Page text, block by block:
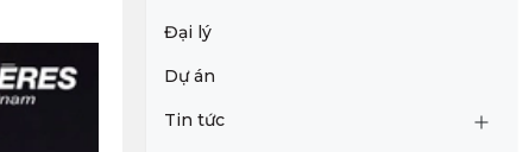
Đại lý
Dự án
Tin tức